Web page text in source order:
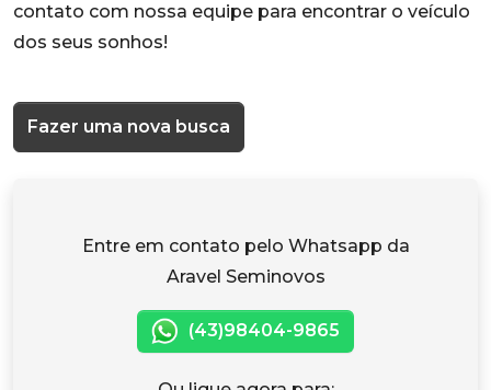
contato com nossa equipe para encontrar o veículo
dos seus sonhos!
Fazer uma nova busca
Entre em contato pelo Whatsapp da
Aravel Seminovos
(43)98404-9865